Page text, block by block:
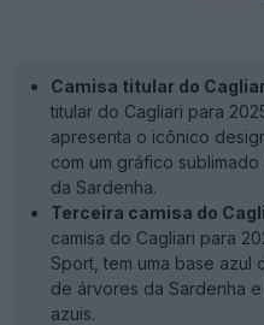
Camisa titular do
titular do Cagliari para
apresenta o icônico
com um gráfico
da Sardenha.
Terceira camisa do
camisa do Cagliari para
Sport, tem uma base azul
de árvores da Sardenha
azuis.